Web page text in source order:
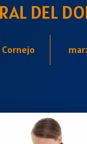
DEL
Cornejo